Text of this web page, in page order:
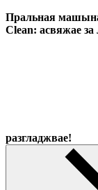
Пральная
Clean: асвяжае за
разгладжвае!